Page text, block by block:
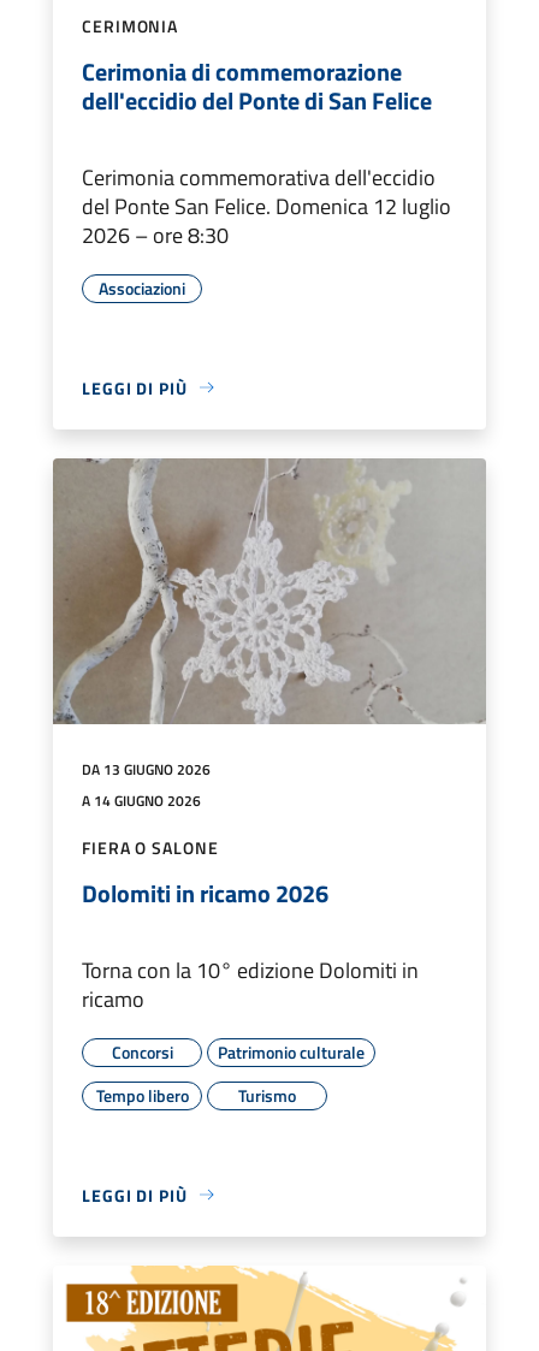
CERIMONIA
Cerimonia di commemorazione
dell'eccidio del Ponte di San Felice
Cerimonia commemorativa dell'eccidio
del Ponte San Felice. Domenica 12 luglio
2026 – ore 8:30
Associazioni
LEGGI DI PIÙ
DA 13 GIUGNO 2026
A 14 GIUGNO 2026
FIERA O SALONE
Dolomiti in ricamo 2026
Torna con la 10° edizione Dolomiti in
ricamo
Concorsi
Patrimonio culturale
Tempo libero
Turismo
LEGGI DI PIÙ